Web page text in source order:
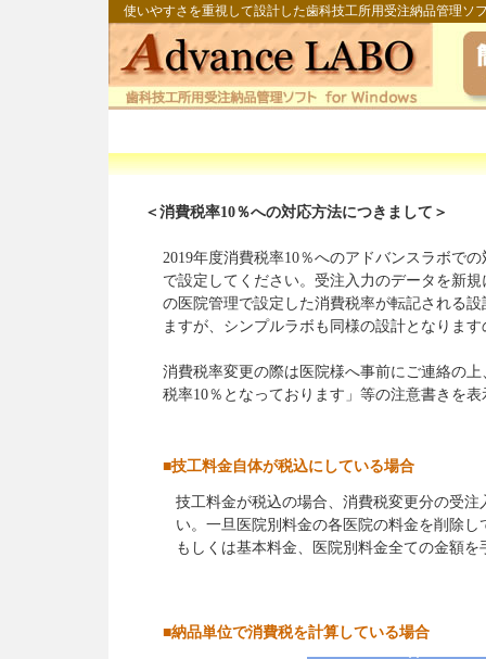
使いやすさを重視して設計した歯科技工所用受注納品管理ソ
＜消費税率10％への対応方法につきまして＞
2019年度消費税率10％へのアドバンスラボで
で設定してください。受注入力のデータを新
の医院管理で設定した消費税率が転記される
ますが、シンプルラボも同様の設計となりま
消費税率変更の際は医院様へ事前にご連絡の
税率10％となっております」等の注意書きを
■技工料金自体が税込にしている場合
技工料金が税込の場合、消費税変更分の受
い。一旦医院別料金の各医院の料金を削除
もしくは基本料金、医院別料金全ての金額
■納品単位で消費税を計算している場合